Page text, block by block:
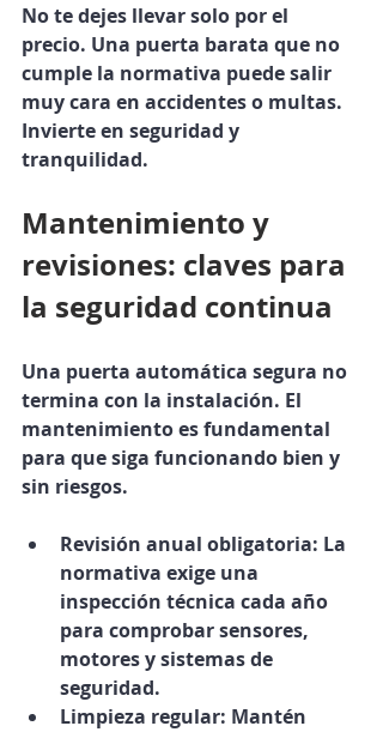
No te dejes llevar solo por el
precio. Una puerta barata que no
cumple la normativa puede salir
muy cara en accidentes o multas.
Invierte en seguridad y
tranquilidad.
Mantenimiento y
revisiones: claves para
la seguridad continua
Una puerta automática segura no
termina con la instalación. El
mantenimiento es fundamental
para que siga funcionando bien y
sin riesgos.
Revisión anual obligatoria: La
normativa exige una
inspección técnica cada año
para comprobar sensores,
motores y sistemas de
seguridad.
Limpieza regular: Mantén